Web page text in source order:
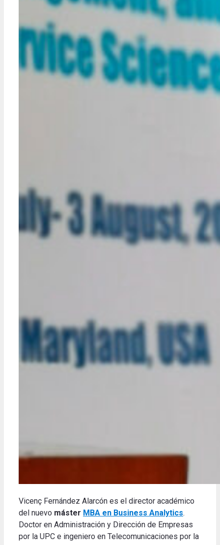
Vicenç Fernández Alarcón es el director académico
del nuevo máster MBA en Business Analytics.
Doctor en Administración y Dirección de Empresas
por la UPC e ingeniero en Telecomunicaciones por la